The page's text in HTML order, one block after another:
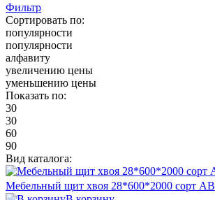
Фильтр
Сортировать по:
популярности
популярности
алфавиту
увеличению цены
уменьшению цены
Показать по:
30
30
60
90
Вид каталога:
Мебельный щит хвоя 28*600*2000 сорт АВ